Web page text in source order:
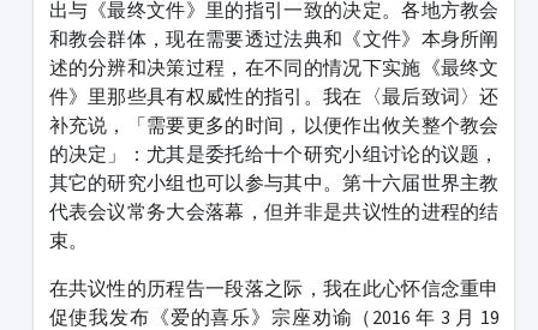
出与《最终文件》里的指引一致的决定。各地方教会
和教会群体，现在需要透过法典和《文件》本身所阐
述的分辨和决策过程，在不同的情况下实施《最终文
件》里那些具有权威性的指引。我在〈最后致词〉还
补充说，「需要更多的时间，以便作出攸关整个教会
的决定」：尤其是委托给十个研究小组讨论的议题，
其它的研究小组也可以参与其中。第十六届世界主教
代表会议常务大会落幕，但并非是共议性的进程的结
束。
在共议性的历程告一段落之际，我在此心怀信念重申
促使我发布《爱的喜乐》宗座劝谕（2016 年 3 月 19